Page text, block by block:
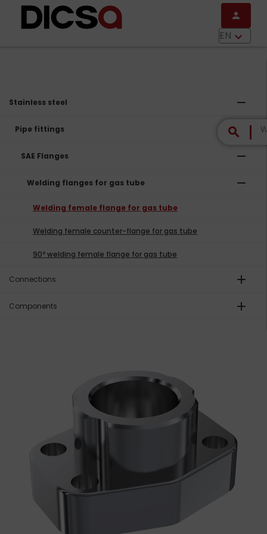
Skip to main content
person
EN keyboard_arrow_down
search
Stainless steel remove
Pipe fittings remove
SAE Flanges remove
Welding flanges for gas tube remove
Welding female flange for gas tube
Welding female counter-flange for gas tube
90º welding female flange for gas tube
Connections add
Components add